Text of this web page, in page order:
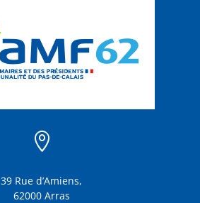

39 Rue d’Amiens,
62000 Arras